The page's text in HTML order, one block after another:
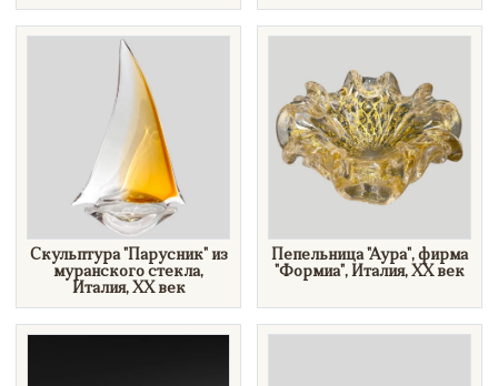
​Скульптура "Парусник" из
муранского стекла,
Италия, XX век
Пепельница "Аура", фирма
"Формиа", Италия, XX век